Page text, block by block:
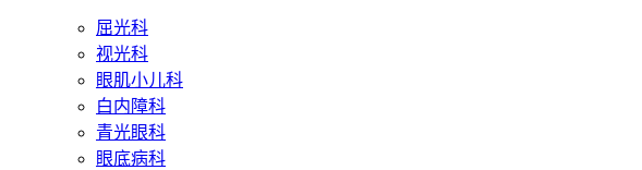
屈光科
视光科
眼肌小儿科
白内障科
青光眼科
眼底病科